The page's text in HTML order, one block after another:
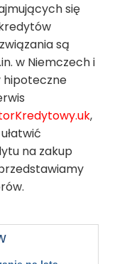
się
są
w Niemczech i
hipoteczne
,
na zakup